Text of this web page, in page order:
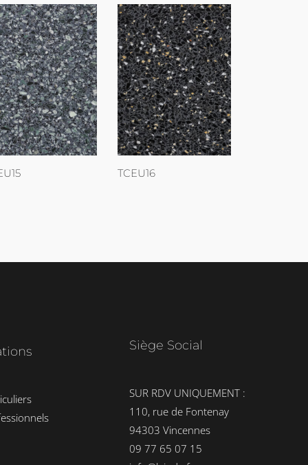
TCEU16
Siège Social
SUR RDV UNIQUEMENT :
110, rue de Fontenay
94303 Vincennes
09 77 65 07 15